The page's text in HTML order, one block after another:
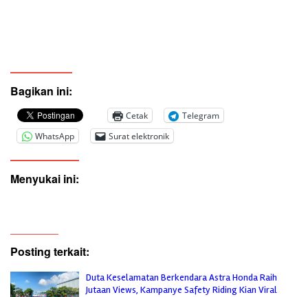
Bagikan ini:
Cetak
Telegram
WhatsApp
Surat elektronik
Menyukai ini:
Posting terkait:
Duta Keselamatan Berkendara Astra Honda Raih
Jutaan Views, Kampanye Safety Riding Kian Viral